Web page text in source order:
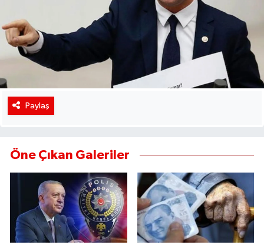
Paylaş
Öne Çıkan Galeriler